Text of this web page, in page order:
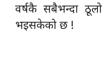
वर्षकै सबैभन्दा
भइसकेको छ !